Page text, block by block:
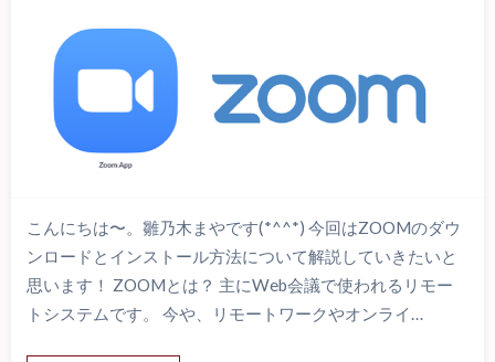
こんにちは〜。雛乃木まやです(*^^*) 今回はZOOMのダウ
ンロードとインストール方法について解説していきたいと
思います！ ZOOMとは？ 主にWeb会議で使われるリモー
トシステムです。 今や、リモートワークやオンライ…